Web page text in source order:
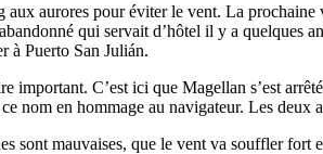
aurores pour éviter le vent. La
qui servait d’hôtel il y a quelques
à Puerto San Julián.
important. C’est ici que Magellan s’est
nom en hommage au navigateur. Les
sont mauvaises, que le vent va souffler fort